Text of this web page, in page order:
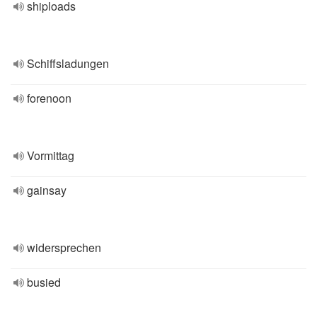
shiploads
Schiffsladungen
forenoon
Vormittag
gainsay
widersprechen
busied